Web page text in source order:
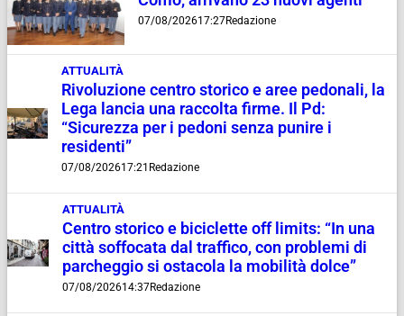
07/08/202617:27Redazione
ATTUALITÀ
Rivoluzione centro storico e aree pedonali, la
Lega lancia una raccolta firme. Il Pd:
“Sicurezza per i pedoni senza punire i
residenti”
07/08/202617:21 Redazione
ATTUALITÀ
Centro storico e biciclette off limits: “In una
città soffocata dal traffico, con problemi di
parcheggio si ostacola la mobilità dolce”
07/08/202614:37Redazione